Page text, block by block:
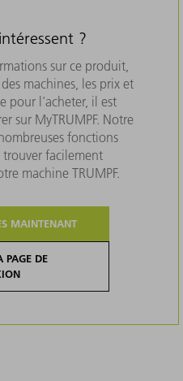
?
sur ce produit,
machines, les prix et
pour l'acheter, il est
sur MyTRUMPF. Notre
fonctions
facilement
machine TRUMPF.
MAINTENANT
PAGE DE